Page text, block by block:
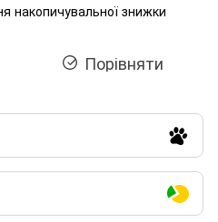
накопичувальної знижки
Порівняти